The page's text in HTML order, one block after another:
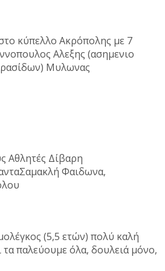
κύπελλο Ακρόπολης με 7
Αλεξης (ασημενιο
Μυλωνας
Αθλητές Δίβαρη
Φαιδωνα,
(5,5 ετών) πολύ καλή
παλεύουμε όλα, δουλειά μόνο,